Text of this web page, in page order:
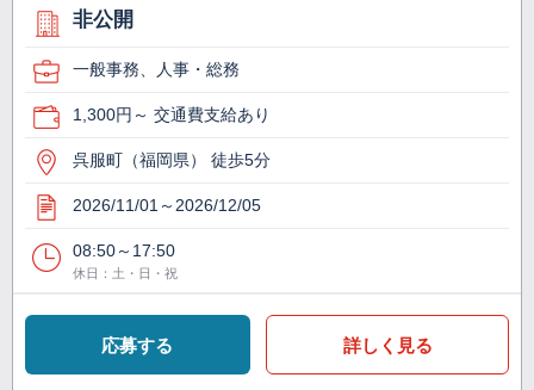
非公開
一般事務、人事・総務
1,300円～ 交通費支給あり
呉服町（福岡県） 徒歩5分
2026/11/01～2026/12/05
08:50～17:50
休日：土・日・祝
応募する 詳しく見る